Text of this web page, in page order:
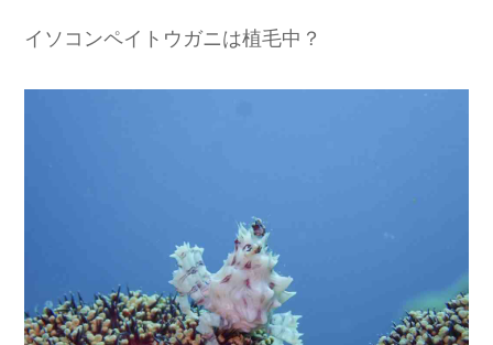
イソコンペイトウガニは植毛中？